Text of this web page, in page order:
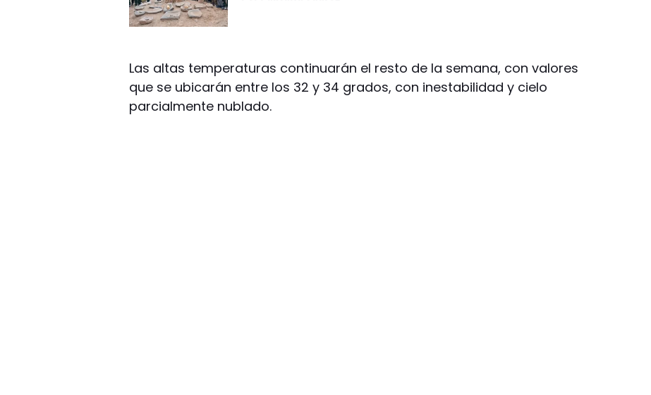
Las altas temperaturas continuarán el resto de la semana, con valores
que se ubicarán entre los 32 y 34 grados, con inestabilidad y cielo
parcialmente nublado.